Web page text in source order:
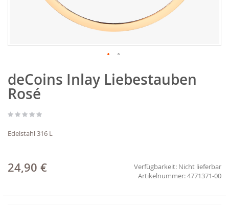
Anfang
der
Bildgalerie
deCoins Inlay Liebestauben
Rosé
Edelstahl 316 L
24,90 € Verfügbarkeit: Nicht lieferbar
4771371-00